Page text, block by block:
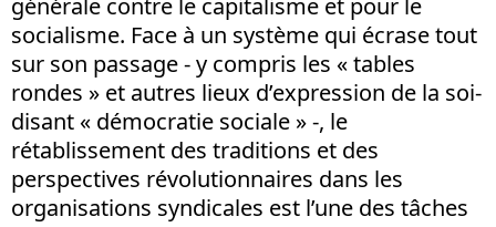
socialisme. Face à un système qui écrase tout
sur son passage - y compris les « tables
rondes » et autres lieux d’expression de la soi-
disant « démocratie sociale » -, le
rétablissement des traditions et des
perspectives révolutionnaires dans les
organisations syndicales est l’une des tâches